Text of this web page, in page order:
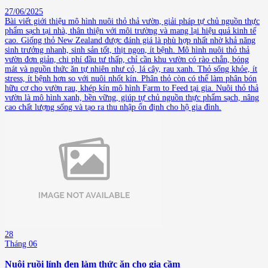
27/06/2025
Bài viết giới thiệu mô hình nuôi thỏ thả vườn, giải pháp tự chủ nguồn thực
phẩm sạch tại nhà, thân thiện với môi trường và mang lại hiệu quả kinh tế
cao. Giống thỏ New Zealand được đánh giá là phù hợp nhất nhờ khả năng
sinh trưởng nhanh, sinh sản tốt, thịt ngon, ít bệnh. Mô hình nuôi thỏ thả
vườn đơn giản, chi phí đầu tư thấp, chỉ cần khu vườn có rào chắn, bóng
mát và nguồn thức ăn tự nhiên như cỏ, lá cây, rau xanh. Thỏ sống khỏe, ít
stress, ít bệnh hơn so với nuôi nhốt kín. Phân thỏ còn có thể làm phân bón
hữu cơ cho vườn rau, khép kín mô hình Farm to Feed tại gia. Nuôi thỏ thả
vườn là mô hình xanh, bền vững, giúp tự chủ nguồn thực phẩm sạch, nâng
cao chất lượng sống và tạo ra thu nhập ổn định cho hộ gia đình.
28
Tháng 06
Nuôi ruồi lính đen làm thức ăn cho gia cầm